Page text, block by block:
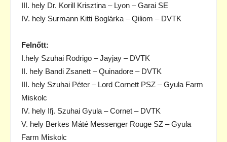
III. hely Dr. Korill Krisztina – Lyon – Garai SE
IV. hely Surmann Kitti Boglárka – Qiliom – DVTK
Felnőtt:
I.hely Szuhai Rodrigo – Jayjay – DVTK
II. hely Bandi Zsanett – Quinadore – DVTK
III. hely Szuhai Péter – Lord Cornett PSZ – Gyula Farm
Miskolc
IV. hely Ifj. Szuhai Gyula – Cornet – DVTK
V. hely Berkes Máté Messenger Rouge SZ – Gyula
Farm Miskolc